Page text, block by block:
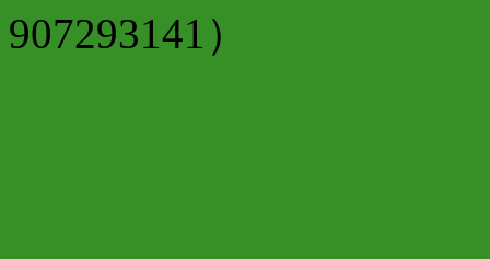
907293141）